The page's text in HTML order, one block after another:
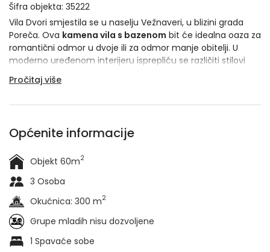
Šifra objekta: 35222
Vila Dvori smjestila se u naselju Vežnaveri, u blizini grada
Poreča. Ova kamena vila s bazenom bit će idealna oaza za
romantični odmor u dvoje ili za odmor manje obitelji. U
moderno uređenom interijeru isprepliću se različiti stilovi
uređenja, a okućnica je u potpunosti ograđena kamenim
zidovima. Maksimalni komfor i privatnost su zagarantirani,
nadoplatu vlasniku).
Pročitaj više
Općenite informacije
Objekt 60m2
3 Osoba
Okućnica: 300 m2
Grupe mladih nisu dozvoljene
1 Spavaće sobe